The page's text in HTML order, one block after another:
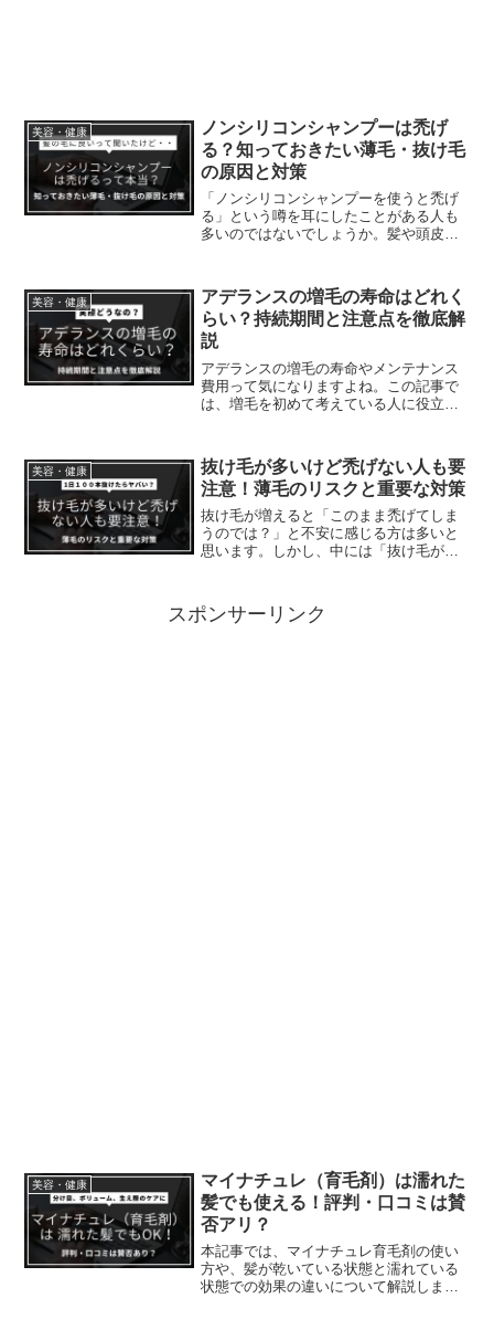
美容・健康
ノンシリコンシャンプーは禿げ
る？知っておきたい薄毛・抜け毛
の原因と対策
「ノンシリコンシャンプーを使うと禿げ
る」という噂を耳にしたことがある人も
多いのではないでしょうか。髪や頭皮に
毛が進行した」と感じる声もあります。
しかし、実際にノンシリコ...
美容・健康
アデランスの増毛の寿命はどれく
らい？持続期間と注意点を徹底解
説
アデランスの増毛の寿命やメンテナンス
費用って気になりますよね。この記事で
は、増毛を初めて考えている人に役立つ
まとめました。増毛と育毛の違いも整理
しつつ、自分に合った方法を見つけるた
めのヒントをご紹介します。
美容・健康
抜け毛が多いけど禿げない人も要
注意！薄毛のリスクと重要な対策
抜け毛が増えると「このまま禿げてしま
うのでは？」と不安に感じる方は多いと
思います。しかし、中には「抜け毛が多
まうこともありますが、果たして本当に
大丈夫なのでしょうか？こ...
スポンサーリンク
美容・健康
マイナチュレ（育毛剤）は濡れた
髪でも使える！評判・口コミは賛
否アリ？
本記事では、マイナチュレ育毛剤の使い
方や、髪が乾いている状態と濡れている
状態での効果の違いについて解説しま